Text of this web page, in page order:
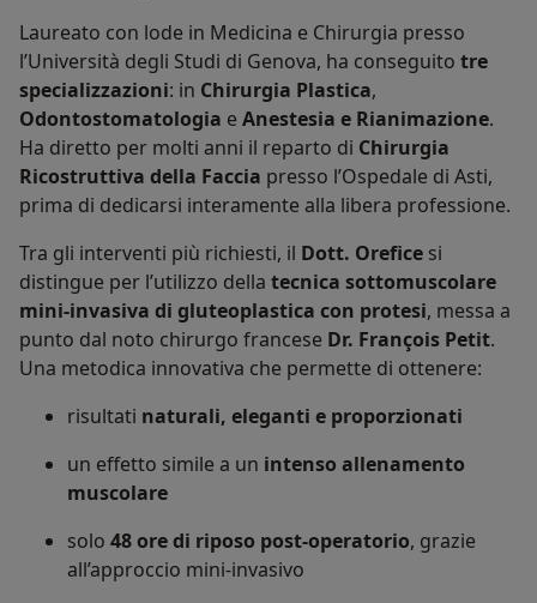
Laureato con lode in Medicina e Chirurgia presso
l’Università degli Studi di Genova, ha conseguito tre
specializzazioni: in Chirurgia Plastica,
Odontostomatologia e Anestesia e Rianimazione.
Ha diretto per molti anni il reparto di Chirurgia
Ricostruttiva della Faccia presso l’Ospedale di Asti,
prima di dedicarsi interamente alla libera professione.
Tra gli interventi più richiesti, il Dott. Orefice si
distingue per l’utilizzo della tecnica sottomuscolare
mini-invasiva di gluteoplastica con protesi, messa a
punto dal noto chirurgo francese Dr. François Petit.
Una metodica innovativa che permette di ottenere:
risultati naturali, eleganti e proporzionati
un effetto simile a un intenso allenamento
muscolare
solo 48 ore di riposo post-operatorio, grazie
all’approccio mini-invasivo